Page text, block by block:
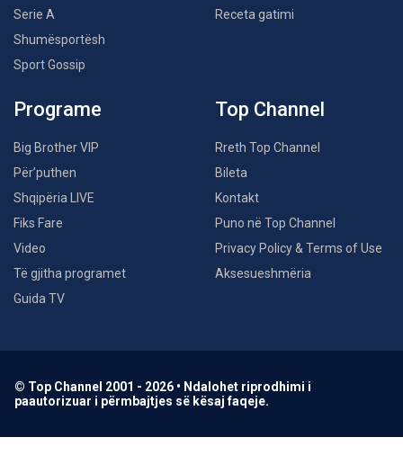
Serie A
Shumësportësh
Sport Gossip
Receta gatimi
Programe
Big Brother VIP
Për’puthen
Shqipëria LIVE
Fiks Fare
Video
Të gjitha programet
Guida TV
Top Channel
Rreth Top Channel
Bileta
Kontakt
Puno në Top Channel
Privacy Policy & Terms of Use
Aksesueshmëria
© Top Channel 2001 - 2026 • Ndalohet riprodhimi i
paautorizuar i përmbajtjes së kësaj faqeje.